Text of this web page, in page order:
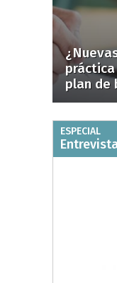
práctica
plan de
ESPECIAL